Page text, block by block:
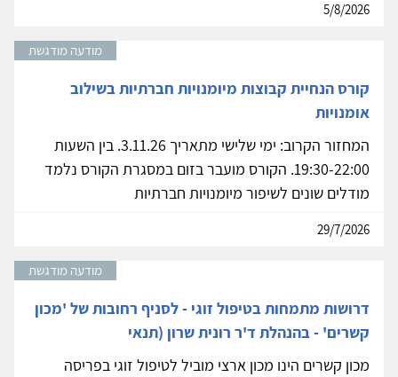
5/8/2026
מודעה מודגשת
קורס הנחיית קבוצות מיומנויות חברתיות בשילוב
אומנויות
המחזור הקרוב: ימי שלישי מתאריך 3.11.26. בין השעות
19:30-22:00. הקורס מועבר בזום במסגרת הקורס נלמד
מודלים שונים לשיפור מיומנויות חברתיות
29/7/2026
מודעה מודגשת
דרושות מתמחות בטיפול זוגי - לסניף רחובות של 'מכון
קשרים' - בהנהלת ד'ר רונית שרון (תנאי
מכון קשרים הינו מכון ארצי מוביל לטיפול זוגי בפריסה